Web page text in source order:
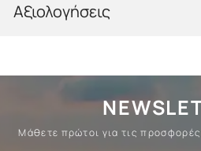
Αξιολογήσεις
Μάθετε πρώτοι για τις